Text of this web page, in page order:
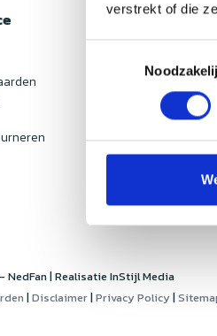
verstrekt of die
| RealisatieInStijl Media
|Disclaimer|Privacy Policy |